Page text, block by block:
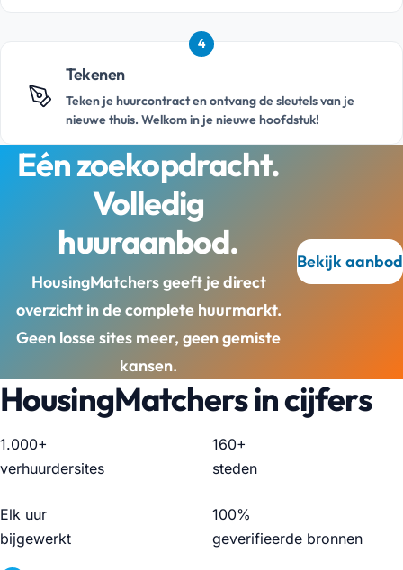
4
Tekenen
Teken je huurcontract en ontvang de sleutels van je
nieuwe thuis. Welkom in je nieuwe hoofdstuk!
Eén zoekopdracht.
Volledig
huuraanbod.
HousingMatchers geeft je direct
overzicht in de complete huurmarkt.
Geen losse sites meer, geen gemiste
kansen.
Bekijk aanbod
HousingMatchers in cijfers
1.000+
verhuurdersites
160+
steden
Elk uur
bijgewerkt
100%
geverifieerde bronnen